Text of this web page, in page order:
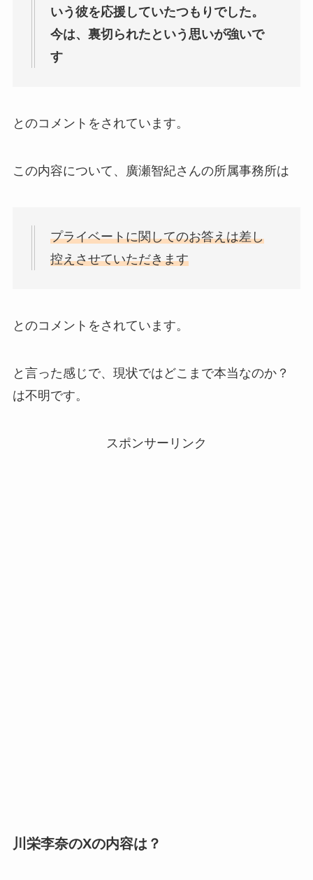
いう彼を応援していたつもりでした。
今は、裏切られたという思いが強いで
す
とのコメントをされています。
この内容について、廣瀬智紀さんの所属事務所は
プライベートに関してのお答えは差し
控えさせていただきます
とのコメントをされています。
と言った感じで、現状ではどこまで本当なのか？
は不明です。
スポンサーリンク
川栄李奈のXの内容は？